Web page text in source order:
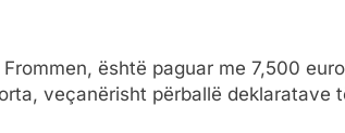
është paguar me 7,500
veçanërisht përballë